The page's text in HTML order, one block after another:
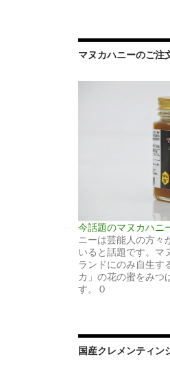
マヌカハニーのご注
今話題のマヌカハニ
ニーは芸能人の方々
いると話題です。マ
ランドにのみ自生す
カ」の花の蜜をみつ
す。 0
国産クレメンティン